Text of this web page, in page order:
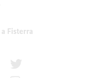
a Fisterra